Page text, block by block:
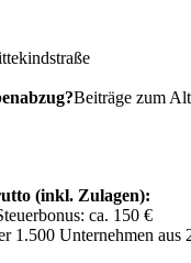
Beiträge zum
(inkl. Zulagen):
ca. 150 €
1.500 Unternehmen aus